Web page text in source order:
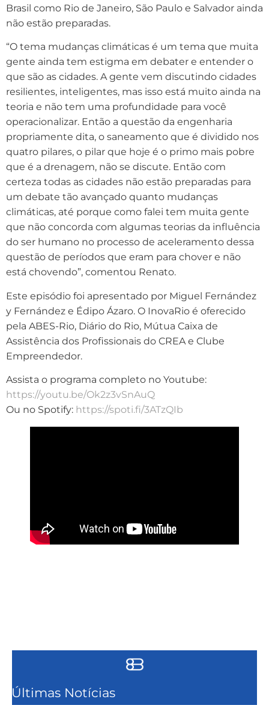
Brasil como Rio de Janeiro, São Paulo e Salvador ainda
não estão preparadas.
“O tema mudanças climáticas é um tema que muita
gente ainda tem estigma em debater e entender o
que são as cidades. A gente vem discutindo cidades
resilientes, inteligentes, mas isso está muito ainda na
teoria e não tem uma profundidade para você
operacionalizar. Então a questão da engenharia
propriamente dita, o saneamento que é dividido nos
quatro pilares, o pilar que hoje é o primo mais pobre
que é a drenagem, não se discute. Então com
certeza todas as cidades não estão preparadas para
um debate tão avançado quanto mudanças
climáticas, até porque como falei tem muita gente
que não concorda com algumas teorias da influência
do ser humano no processo de aceleramento dessa
questão de períodos que eram para chover e não
está chovendo”, comentou Renato.
Este episódio foi apresentado por Miguel Fernández
y Fernández e Édipo Ázaro. O InovaRio é oferecido
pela ABES-Rio, Diário do Rio, Mútua Caixa de
Assistência dos Profissionais do CREA e Clube
Empreendedor.
Assista o programa completo no Youtube:
https://youtu.be/Ok2z3vSnAuQ
Ou no Spotify: https://spoti.fi/3ATzQIb
Últimas Notícias